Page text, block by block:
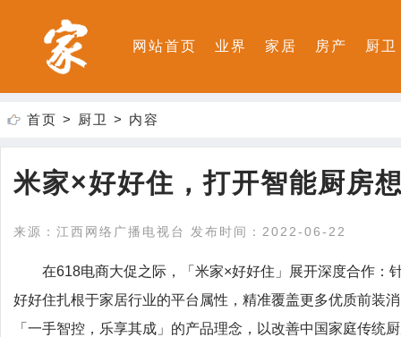
网站首页 业界 家居 房产 厨卫
首页 > 厨卫 > 内容
米家×好好住，打开智能厨房
来源：江西网络广播电视台 发布时间：2022-06-22
在618电商大促之际，「米家×好好住」展开深度合作：
好好住扎根于家居行业的平台属性，精准覆盖更多优质前装
「一手智控，乐享其成」的产品理念，以改善中国家庭传